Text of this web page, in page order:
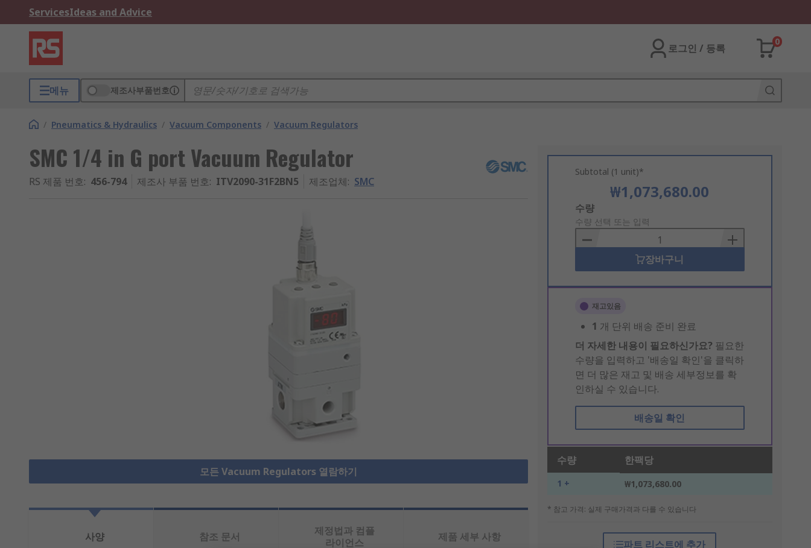
ServicesIdeas and Advice
로그인 / 등록
0
메뉴 제조사부품번호
/ Pneumatics & Hydraulics / Vacuum Components / Vacuum Regulators
SMC 1/4 in G port Vacuum Regulator
RS 제품 번호: 456-794 제조사 부품 번호: ITV2090-31F2BN5 제조업체: SMC
모든 Vacuum Regulators 열람하기
Subtotal (1 unit)*
₩1,073,680.00
Add
to
Basket
수량
수량 선택 또는 입력
장바구니
재고있음
1 개 단위 배송 준비 완료
더 자세한 내용이 필요하신가요? 필요한
수량을 입력하고 '배송일 확인'을 클릭하
면 더 많은 재고 및 배송 세부정보를 확
인하실 수 있습니다.
배송일 확인
수량 한팩당
1 + ₩1,073,680.00
* 참고 가격: 실제 구매가격과 다를 수 있습니다
파트 리스트에 추가
사양 참조 문서
제정법과 컴플
라이언스
제품 세부 사항